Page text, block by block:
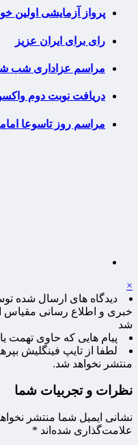
پرواز آزمایشی اولین
رای برای ایران عزیز
مراسم عزاداری شب
دریافت نوبت دوم
مراسم روز تاسوعا
×
دیدگاه های ارسال شده
خبری و اطلاع رسانی مقیاس
شد
پیام هایی که حاوی تهمت
لطفا از تایپ فینگلیش
منتشر نخواهد شد.
نظرات و تجربیات شما
نشانی ایمیل شما منتشر
علامت‌گذاری شده‌اند *